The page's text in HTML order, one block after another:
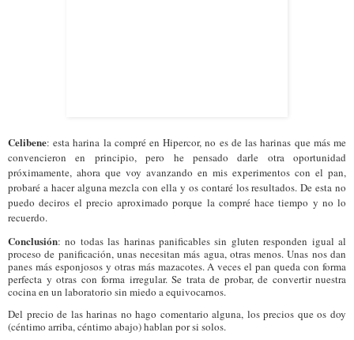
Celibene: esta harina la compré en Hipercor, no es de las harinas que más me
convencieron en principio, pero he pensado darle otra oportunidad
próximamente, ahora que voy avanzando en mis experimentos con el pan,
probaré a hacer alguna mezcla con ella y os contaré los resultados. De esta no
puedo deciros el precio aproximado porque la compré hace tiempo y no lo
recuerdo.
Conclusión: no todas las harinas panificables sin gluten responden igual al
proceso de panificación, unas necesitan más agua, otras menos. Unas nos dan
panes más esponjosos y otras más mazacotes. A veces el pan queda con forma
perfecta y otras con forma irregular. Se trata de probar, de convertir nuestra
cocina en un laboratorio sin miedo a equivocarnos.
Del precio de las harinas no hago comentario alguna, los precios que os doy
(céntimo arriba, céntimo abajo) hablan por si solos.